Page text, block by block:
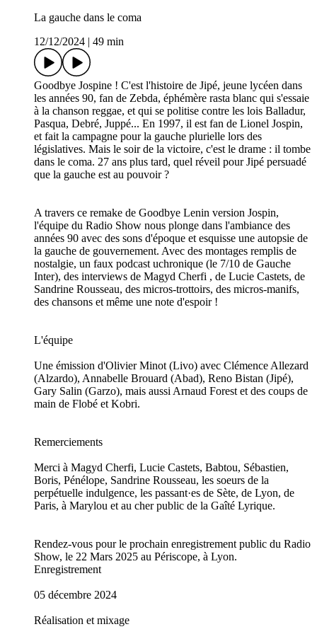
La gauche dans le coma
12/12/2024
49 min
Goodbye Jospine ! C'est l'histoire de Jipé, jeune lycéen dans
les années 90, fan de Zebda, éphémère rasta blanc qui s'essaie
à la chanson reggae, et qui se politise contre les lois Balladur,
Pasqua, Debré, Juppé... En 1997, il est fan de Lionel Jospin,
et fait la campagne pour la gauche plurielle lors des
législatives. Mais le soir de la victoire, c'est le drame : il tombe
dans le coma. 27 ans plus tard, quel réveil pour Jipé persuadé
que la gauche est au pouvoir ?
A travers ce remake de Goodbye Lenin version Jospin,
l'équipe du Radio Show nous plonge dans l'ambiance des
années 90 avec des sons d'époque et esquisse une autopsie de
la gauche de gouvernement. Avec des montages remplis de
nostalgie, un faux podcast uchronique (le 7/10 de Gauche
Inter), des interviews de Magyd Cherfi , de Lucie Castets, de
Sandrine Rousseau, des micros-trottoirs, des micros-manifs,
des chansons et même une note d'espoir !
L'équipe
Une émission d'Olivier Minot (Livo) avec Clémence Allezard
(Alzardo), Annabelle Brouard (Abad), Reno Bistan (Jipé),
Gary Salin (Garzo), mais aussi Arnaud Forest et des coups de
main de Flobé et Kobri.
Remerciements
Merci à Magyd Cherfi, Lucie Castets, Babtou, Sébastien,
Boris, Pénélope, Sandrine Rousseau, les soeurs de la
perpétuelle indulgence, les passant·es de Sète, de Lyon, de
Paris, à Marylou et au cher public de la Gaîté Lyrique.
Rendez-vous pour le prochain enregistrement public du Radio
Show, le 22 Mars 2025 au Périscope, à Lyon.
Enregistrement
05 décembre 2024
Réalisation et mixage